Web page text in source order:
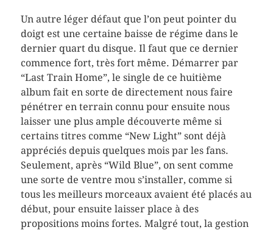
Un autre léger défaut que l’on peut pointer du
doigt est une certaine baisse de régime dans le
dernier quart du disque. Il faut que ce dernier
commence fort, très fort même. Démarrer par
“Last Train Home”, le single de ce huitième
album fait en sorte de directement nous faire
pénétrer en terrain connu pour ensuite nous
laisser une plus ample découverte même si
certains titres comme “New Light” sont déjà
appréciés depuis quelques mois par les fans.
Seulement, après “Wild Blue”, on sent comme
une sorte de ventre mou s’installer, comme si
tous les meilleurs morceaux avaient été placés au
début, pour ensuite laisser place à des
propositions moins fortes. Malgré tout, la gestion